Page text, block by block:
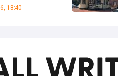
18:40